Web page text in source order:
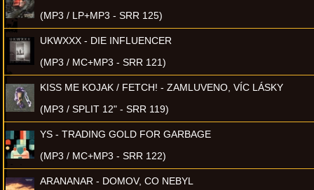
(MP3 / LP+MP3 - SRR 125)
UKWXXX - DIE INFLUENCER
(MP3 / MC+MP3 - SRR 121)
KISS ME KOJAK / FETCH! - ZAMLUVENO, VÍC LÁSKY
(MP3 / SPLIT 12" - SRR 119)
YS - TRADING GOLD FOR GARBAGE
(MP3 / MC+MP3 - SRR 122)
ARANANAR - DOMOV, CO NEBYL